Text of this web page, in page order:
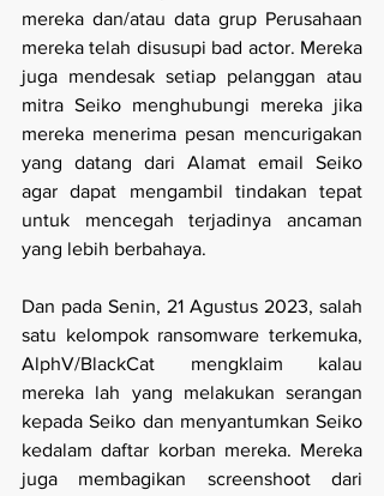
mereka dan/atau data grup Perusahaan
mereka telah disusupi bad actor. Mereka
juga mendesak setiap pelanggan atau
mitra Seiko menghubungi mereka jika
mereka menerima pesan mencurigakan
yang datang dari Alamat email Seiko
agar dapat mengambil tindakan tepat
untuk mencegah terjadinya ancaman
yang lebih berbahaya.
Dan pada Senin, 21 Agustus 2023, salah
satu kelompok ransomware terkemuka,
AlphV/BlackCat mengklaim kalau
mereka lah yang melakukan serangan
kepada Seiko dan menyantumkan Seiko
kedalam daftar korban mereka. Mereka
juga membagikan screenshoot dari